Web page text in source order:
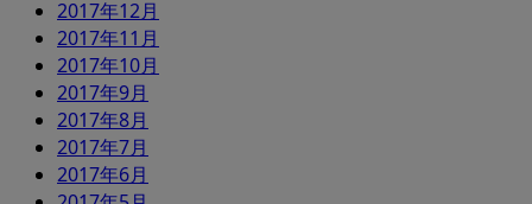
2017年12月
2017年11月
2017年10月
2017年9月
2017年8月
2017年7月
2017年6月